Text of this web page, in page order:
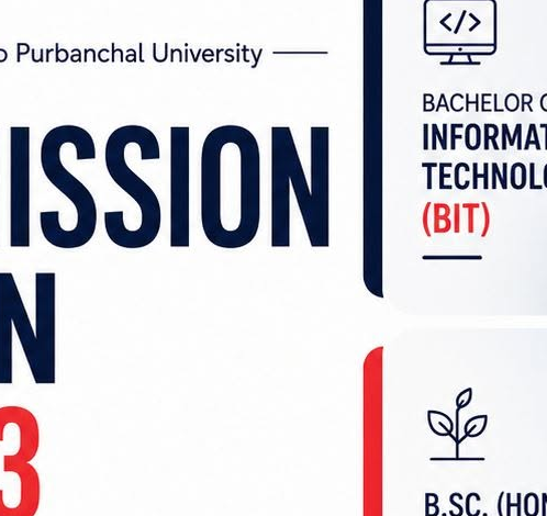
३ जना मृतकहरूको सनाखत भएको छ ।
सेन्टरमा मात्रै ९ जनाको मृत्यु भइसकेको छ । जसमध्ये ३